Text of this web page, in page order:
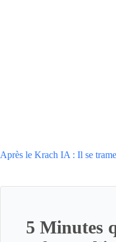
Après le Krach IA : Il se
5 Minutes